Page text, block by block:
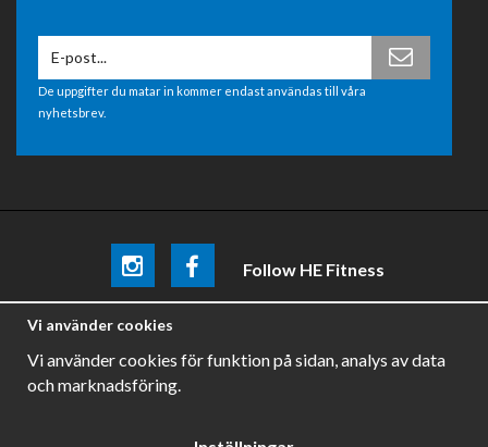
De uppgifter du matar in kommer endast användas till våra
nyhetsbrev.
Follow HE Fitness
Be the firstto know aboutpromotions, news and training
Vi använder cookies
Vi använder cookies för funktion på sidan, analys av data
och marknadsföring.